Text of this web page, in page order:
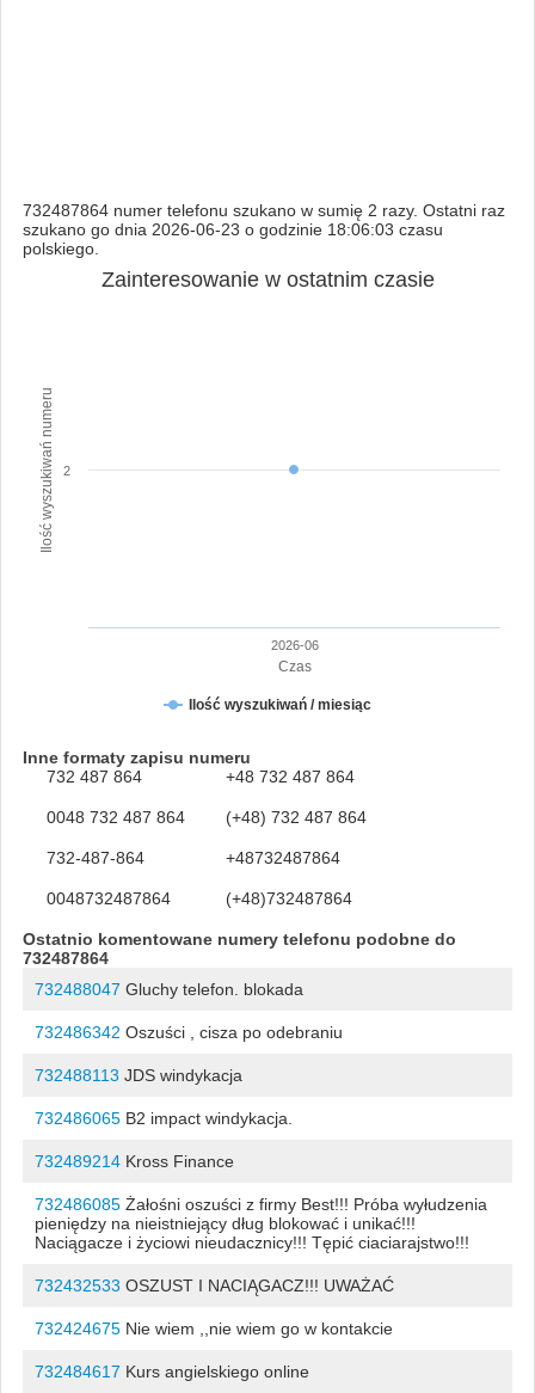
732487864 numer telefonu szukano w sumię 2 razy. Ostatni raz
szukano go dnia 2026-06-23 o godzinie 18:06:03 czasu
polskiego.
Czas
Ilość wyszukiwań numeru
Zainteresowanie w ostatnim czasie
Ilość wyszukiwań / miesiąc
2026-06
2
Inne formaty zapisu numeru
732 487 864
+48 732 487 864
0048 732 487 864 (+48) 732 487 864
732-487-864 +48732487864
0048732487864 (+48)732487864
Ostatnio komentowane numery telefonu podobne do
732487864
732488047 Gluchy telefon. blokada
732486342 Oszuści , cisza po odebraniu
732488113 JDS windykacja
732486065B2 impact windykacja.
732489214Kross Finance
732486085Żałośni oszuści z firmy Best!!! Próba wyłudzenia
pieniędzy na nieistniejący dług blokować i unikać!!!
Naciągacze i życiowi nieudacznicy!!! Tępić ciaciarajstwo!!!
732432533 OSZUST I NACIĄGACZ!!! UWAŻAĆ
732424675Nie wiem ,,nie wiem go w kontakcie
732484617 Kurs angielskiego online